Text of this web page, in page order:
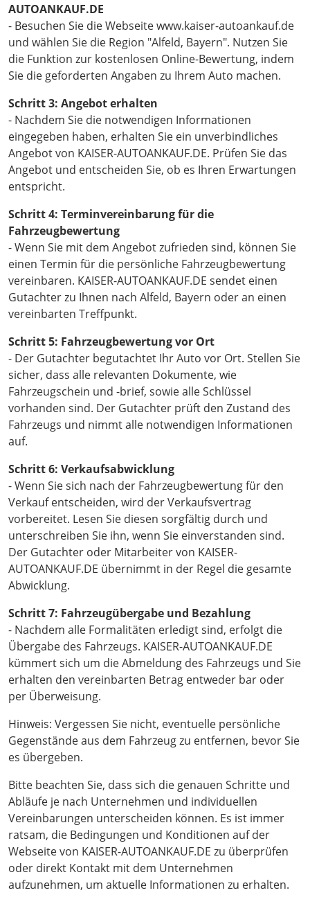
AUTOANKAUF.DE
- Besuchen Sie die Webseite www.kaiser-autoankauf.de
und wählen Sie die Region "Alfeld, Bayern". Nutzen Sie
die Funktion zur kostenlosen Online-Bewertung, indem
Sie die geforderten Angaben zu Ihrem Auto machen.
Schritt 3: Angebot erhalten
- Nachdem Sie die notwendigen Informationen
eingegeben haben, erhalten Sie ein unverbindliches
Angebot von KAISER-AUTOANKAUF.DE. Prüfen Sie das
Angebot und entscheiden Sie, ob es Ihren Erwartungen
entspricht.
Schritt 4: Terminvereinbarung für die
Fahrzeugbewertung
- Wenn Sie mit dem Angebot zufrieden sind, können Sie
einen Termin für die persönliche Fahrzeugbewertung
vereinbaren. KAISER-AUTOANKAUF.DE sendet einen
Gutachter zu Ihnen nach Alfeld, Bayern oder an einen
vereinbarten Treffpunkt.
Schritt 5: Fahrzeugbewertung vor Ort
- Der Gutachter begutachtet Ihr Auto vor Ort. Stellen Sie
sicher, dass alle relevanten Dokumente, wie
Fahrzeugschein und -brief, sowie alle Schlüssel
vorhanden sind. Der Gutachter prüft den Zustand des
Fahrzeugs und nimmt alle notwendigen Informationen
auf.
Schritt 6: Verkaufsabwicklung
- Wenn Sie sich nach der Fahrzeugbewertung für den
Verkauf entscheiden, wird der Verkaufsvertrag
vorbereitet. Lesen Sie diesen sorgfältig durch und
unterschreiben Sie ihn, wenn Sie einverstanden sind.
Der Gutachter oder Mitarbeiter von KAISER-
AUTOANKAUF.DE übernimmt in der Regel die gesamte
Abwicklung.
Schritt 7: Fahrzeugübergabe und Bezahlung
- Nachdem alle Formalitäten erledigt sind, erfolgt die
Übergabe des Fahrzeugs. KAISER-AUTOANKAUF.DE
kümmert sich um die Abmeldung des Fahrzeugs und Sie
erhalten den vereinbarten Betrag entweder bar oder
per Überweisung.
Hinweis: Vergessen Sie nicht, eventuelle persönliche
Gegenstände aus dem Fahrzeug zu entfernen, bevor Sie
es übergeben.
Bitte beachten Sie, dass sich die genauen Schritte und
Abläufe je nach Unternehmen und individuellen
Vereinbarungen unterscheiden können. Es ist immer
ratsam, die Bedingungen und Konditionen auf der
Webseite von KAISER-AUTOANKAUF.DE zu überprüfen
oder direkt Kontakt mit dem Unternehmen
aufzunehmen, um aktuelle Informationen zu erhalten.